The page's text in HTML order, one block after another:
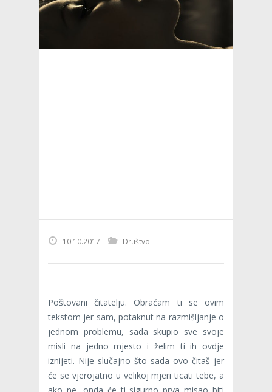
10.10.2017 Društvo
Poštovani čitatelju. Obraćam ti se ovim
tekstom jer sam, potaknut na razmišljanje o
jednom problemu, sada skupio sve svoje
misli na jedno mjesto i želim ti ih ovdje
iznijeti. Nije slučajno što sada ovo čitaš jer
će se vjerojatno u velikoj mjeri ticati tebe, a
ako ne, onda će ti sigurno prva misao biti